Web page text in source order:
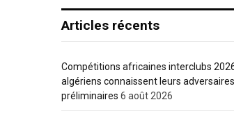
Articles récents
Compétitions africaines interclubs
algériens connaissent leurs
préliminaires 6 août 2026